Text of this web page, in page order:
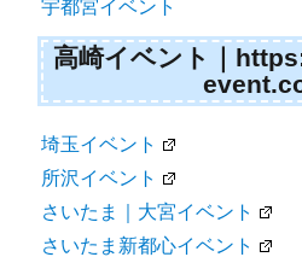
宇都宮イベント
高崎イベント｜
埼玉イベント
所沢イベント
さいたま｜大宮イベント
さいたま新都心イベント